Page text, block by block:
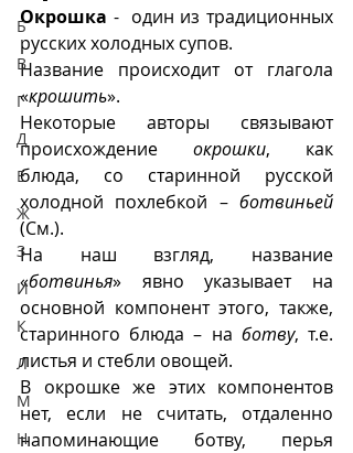
Б
В
Г
Д
Е
Ж
З
И
К
Л
М
Н
Окрошка -  один из традиционных
русских холодных супов.
Название происходит от глагола
«крошить».
Некоторые авторы связывают
происхождение окрошки, как
блюда, со старинной русской
холодной похлебкой – ботвиньей
(См.).
На наш взгляд, название
«ботвинья» явно указывает на
основной компонент этого, также,
старинного блюда – на ботву, т.е.
листья и стебли овощей.
В окрошке же этих компонентов
нет, если не считать, отдаленно
напоминающие ботву, перья